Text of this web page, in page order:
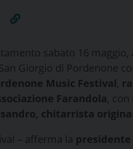
sabato 16 maggio,
Giorgio di Pordenone
Music Festival,
Farandola,
chitarrista
– afferma la